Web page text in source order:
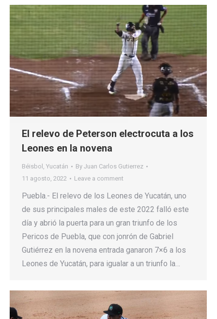
El relevo de Peterson electrocuta a los
Leones en la novena
Béisbol , Yucatán By Juan Carlos Gutierrez
11 agosto, 2022
Leave a comment
Puebla.- El relevo de los Leones de Yucatán, uno
de sus principales males de este 2022 falló este
día y abrió la puerta para un gran triunfo de los
Pericos de Puebla, que con jonrón de Gabriel
Gutiérrez en la novena entrada ganaron 7×6 a los
Leones de Yucatán, para igualar a un triunfo la…